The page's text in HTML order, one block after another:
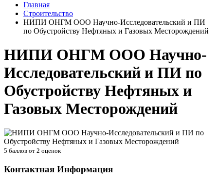
Главная
Строительство
НИПИ ОНГМ ООО Научно-Исследовательский и ПИ
по Обустройству Нефтяных и Газовых Месторождений
НИПИ ОНГМ ООО Научно-
Исследовательский и ПИ по
Обустройству Нефтяных и
Газовых Месторождений
5 баллов от 2 оценок
Контактная Информация